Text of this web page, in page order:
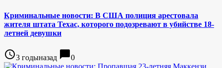
Криминальные новости: В США полиция арестовала
жителя штата Техас, которого подозревают в убийстве 18-
летней девушки
access_time3 годыназад chat_bubble0